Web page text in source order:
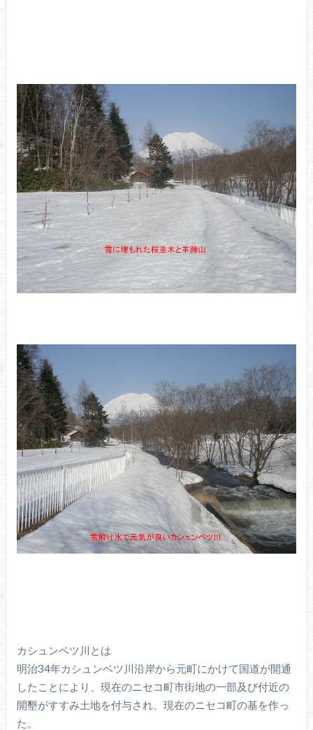
カシュンベツ川とは
明治34年カシュンベツ川沿岸から元町にかけて国道が開通
したことにより、現在のニセコ町市街地の一部及び付近の
開墾がすすみ土地を付与され、現在のニセコ町の基を作っ
た。